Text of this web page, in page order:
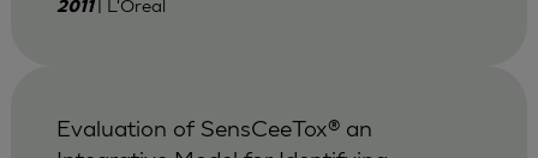
2011 | L'Oreal
Evaluation of SensCeeTox® an